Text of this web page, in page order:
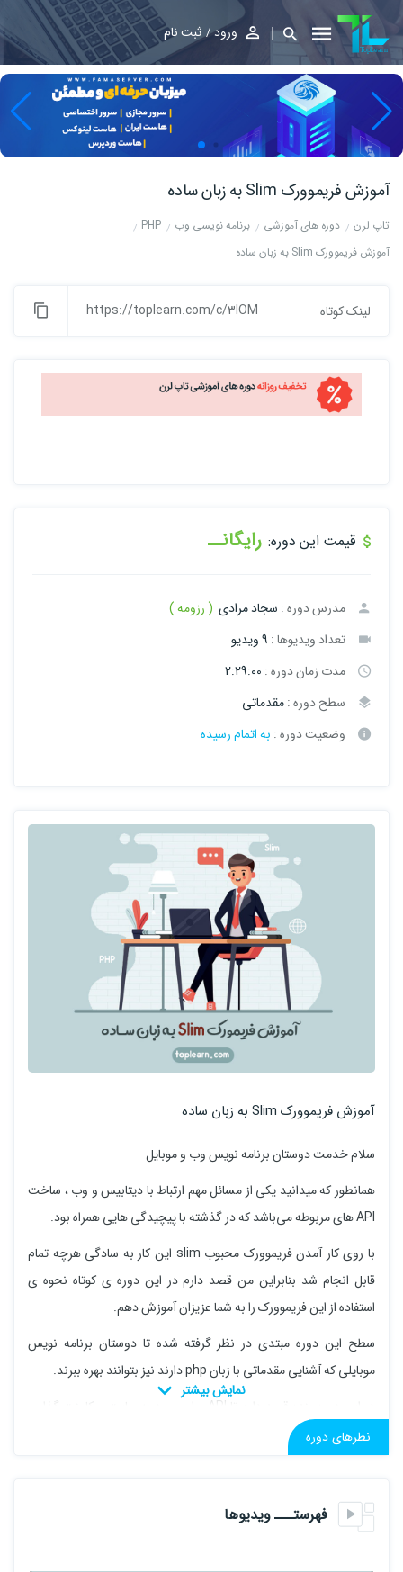
ورود ثبت نام
آموزش فریموورک Slim به زبان ساده
تاپ لرن دوره های آموزشی برنامه نویسی وب
PHP
آموزش فریموورک Slim به زبان ساده
لینک کوتاه https://toplearn.com/c/3lOM
قیمت این دوره: رایگانــ
مدرس دوره : سجاد مرادی ( رزومه )
تعداد ویدیوها : 9 ویدیو
مدت زمان دوره : 2:29:00
سطح دوره :مقدماتی
وضعیت دوره : به اتمام رسیده
آموزش فریموورک Slim به زبان ساده
سلام خدمت دوستان برنامه نویس وب و موبایل
همانطور که میدانید یکی از مسائل مهم ارتباط با دیتابیس و وب ، ساخت
API های مربوطه می‌باشد که در گذشته با پیچیدگی هایی همراه بود.
با روی کار آمدن فریموورک محبوب slim این کار به سادگی هرچه تمام
قابل انجام شد بنابراین من قصد دارم در این دوره ی کوتاه نحوه ی
استفاده از این فریموورک را به شما عزیزان آموزش دهم.
سطح این دوره مبتدی در نظر گرفته شده تا دوستان برنامه نویس
موبایلی که آشنایی مقدماتی با زبان php دارند نیز بتوانند بهره ببرند.
برای محصولات را به همراه شما دوستان بسازم.
نظرهای دوره
فهرستـــ ویدیوها